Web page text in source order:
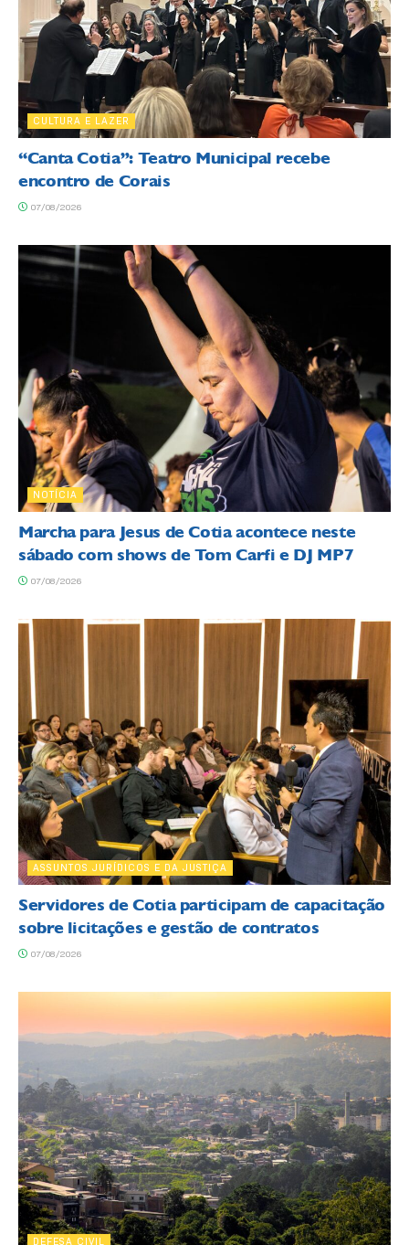
CULTURA E LAZER
“Canta Cotia”: Teatro Municipal recebe
encontro de Corais
07/08/2026
NOTÍCIA
Marcha para Jesus de Cotia acontece neste
sábado com shows de Tom Carfi e DJ MP7
07/08/2026
ASSUNTOS JURÍDICOS E DA JUSTIÇA
Servidores de Cotia participam de capacitação
sobre licitações e gestão de contratos
07/08/2026
DEFESA CIVIL